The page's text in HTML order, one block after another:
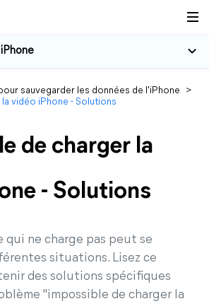
sauvegarder les données de l'iPhone
>
vidéo iPhone - Solutions
de charger la
- Solutions
qui ne charge pas peut se
situations. Lisez ce
des solutions spécifiques
"impossible de charger la